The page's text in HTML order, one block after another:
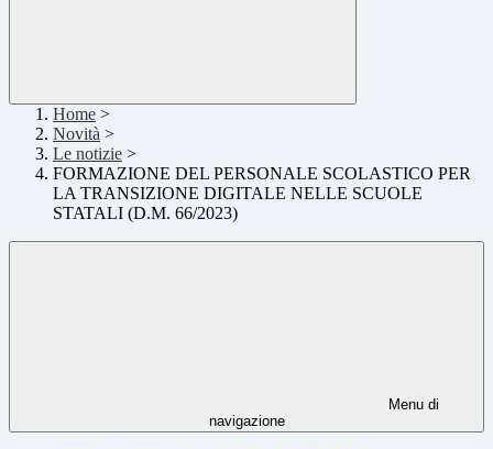
Home >
Novità >
Le notizie >
FORMAZIONE DEL PERSONALE SCOLASTICO PER
LA TRANSIZIONE DIGITALE NELLE SCUOLE
STATALI (D.M. 66/2023)
Menu di
navigazione